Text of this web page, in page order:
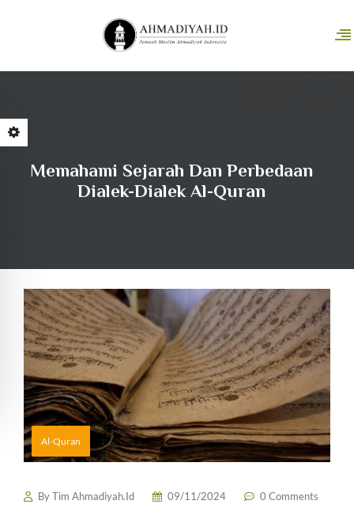
Memahami Sejarah Dan Perbedaan
Dialek-Dialek Al-Quran
Al-Quran
ByTim Ahmadiyah.Id 09/11/2024 0 Comments